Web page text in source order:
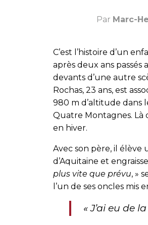
Par Marc-
C’est l’histoire d’un
après deux ans passés
devants d’une autre
Rochas, 23 ans, est
980 m d’altitude dans
Quatre Montagnes. Là
en hiver.
Avec son père, il
d’Aquitaine et
plus vite que prévu, »
l’un de ses oncles mis
« J’ai eu de